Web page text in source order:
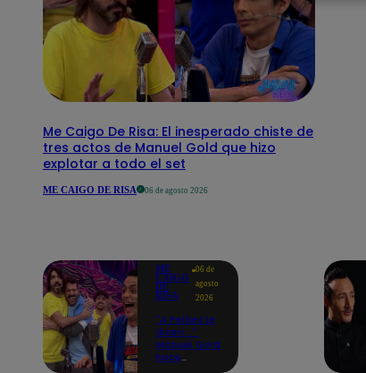
Me Caigo De Risa: El inesperado chiste de
tres actos de Manuel Gold que hizo
explotar a todo el set
ME CAIGO DE RISA 06 de agosto 2026
ME
CAIGO
DE
RISA
06 de
agosto
2026
"A Peláez le
dicen...":
Manuel Gold
hace